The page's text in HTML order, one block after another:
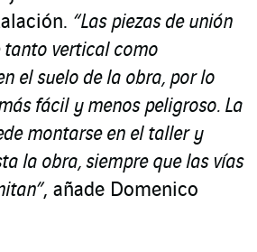
“Las piezas de unión
tanto vertical como
el suelo de la obra, por lo
fácil y menos peligroso. La
montarse en el taller y
la obra, siempre que las vías
, añade Domenico